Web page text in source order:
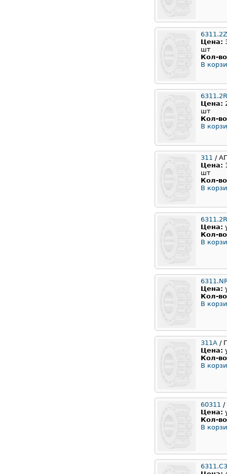
Цена:
шт
Кол-
В
Цена:
шт
Кол-
В
311 /
Цена:
шт
Кол-
В
Цена:
Кол-
В
Цена:
Кол-
В
311А /
Цена:
Кол-
В
60311 /
Цена:
Кол-
В
6311.C3